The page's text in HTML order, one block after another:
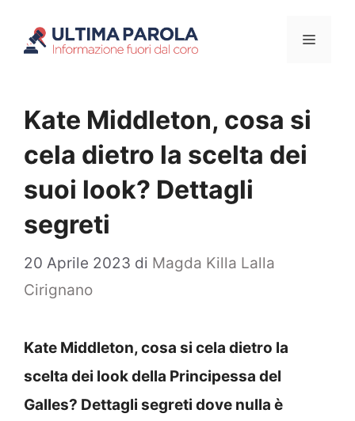
Menu
Kate Middleton, cosa si
cela dietro la scelta dei
suoi look? Dettagli
segreti
20 Aprile 2023 di Magda Killa Lalla
Cirignano
Kate Middleton, cosa si cela dietro la
scelta dei look della Principessa del
Galles? Dettagli segreti dove nulla è